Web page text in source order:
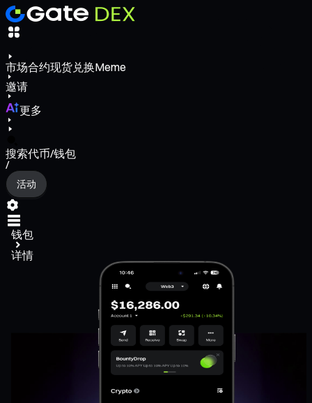
市场合约现货兑换Meme
邀请
更多
搜索代币/钱包
/
活动
钱包
详情